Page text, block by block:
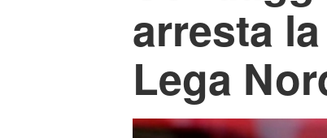
arresta
Lega